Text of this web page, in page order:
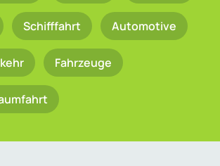
Schifffahrt Automotive
Fahrzeuge